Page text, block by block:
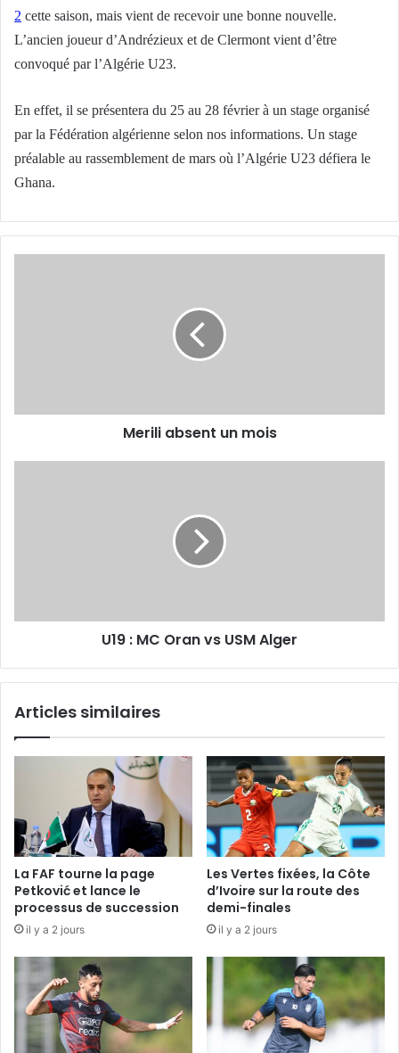
2 cette saison, mais vient de recevoir une bonne nouvelle.
L’ancien joueur d’Andrézieux et de Clermont vient d’être
convoqué par l’Algérie U23.
En effet, il se présentera du 25 au 28 février à un stage organisé
par la Fédération algérienne selon nos informations. Un stage
préalable au rassemblement de mars où l’Algérie U23 défiera le
Ghana.
Merili absent un mois
U19 : MC Oran vs USM Alger
Articles similaires
La FAF tourne la page
Petković et lance le
processus de succession
il y a 2 jours
Les Vertes fixées, la Côte
d’Ivoire sur la route des
demi-finales
il y a 2 jours